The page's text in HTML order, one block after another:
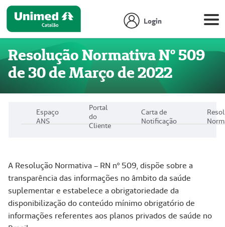
Login
Resolução Normativa Nº 509
de 30 de Março de 2022
Espaço
ANS
Portal
do
Cliente
Carta de
Notificação
A Resolução Normativa – RN nº 509, dispõe sobre a
transparência das informações no âmbito da saúde
suplementar e estabelece a obrigatoriedade da
disponibilização do conteúdo mínimo obrigatório de
informações referentes aos planos privados de saúde no